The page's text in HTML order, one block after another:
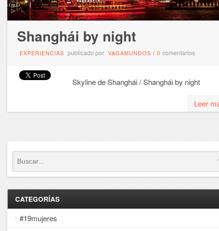
Shanghái by night
EXPERIENCIAS publicado por VAGAMUNDOS / 0 comentarios
Skyline de Shanghái / Shanghái by night
Leer
CATEGORÍAS
#19mujeres